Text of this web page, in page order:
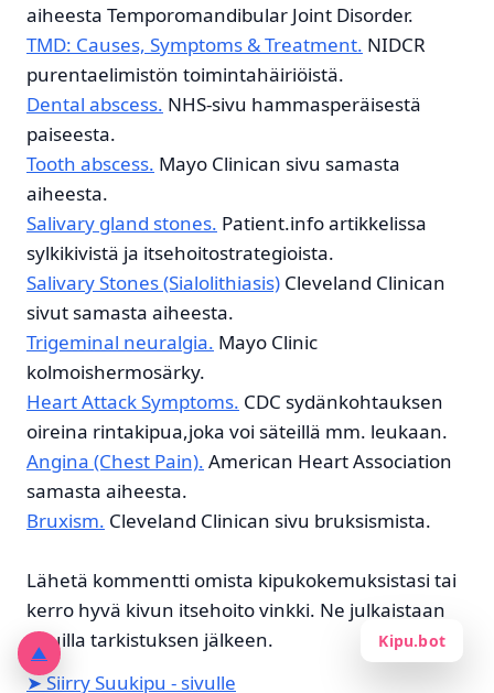
aiheesta Temporomandibular Joint Disorder.
TMD: Causes, Symptoms & Treatment. NIDCR
purentaelimistön toimintahäiriöistä.
Dental abscess. NHS-sivu hammasperäisestä
paiseesta.
Tooth abscess. Mayo Clinican sivu samasta
aiheesta.
Salivary gland stones. Patient.info artikkelissa
sylkikivistä ja itsehoitostrategioista.
Salivary Stones (Sialolithiasis) Cleveland Clinican
sivut samasta aiheesta.
Trigeminal neuralgia. Mayo Clinic
kolmoishermosärky.
Heart Attack Symptoms. CDC sydänkohtauksen
oireina rintakipua,joka voi säteillä mm. leukaan.
Angina (Chest Pain). American Heart Association
samasta aiheesta.
Bruxism. Cleveland Clinican sivu bruksismista.
Lähetä kommentti omista kipukokemuksistasi tai
kerro hyvä kivun itsehoito vinkki. Ne julkaistaan
sivuilla tarkistuksen jälkeen.
➤ Siirry Suukipu - sivulle
▲
Kipu.bot